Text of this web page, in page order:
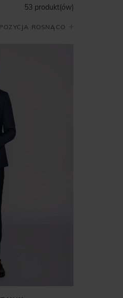
53 produkt(ów)